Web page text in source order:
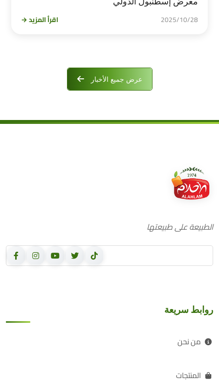
2025/10/28 اقرأ المزيد →
عرض جميع الأخبار
الطبيعة على طبيعتها
روابط سريعة
من نحن
المنتجات